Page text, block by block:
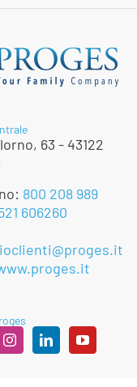
63 - 43122
800 208 989
606260